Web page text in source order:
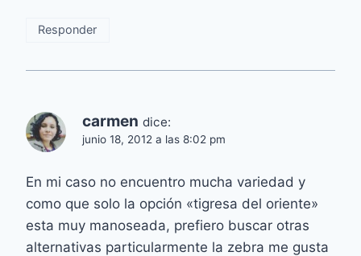
Responder
carmen dice:
junio 18, 2012 a las 8:02 pm
En mi caso no encuentro mucha variedad y
como que solo la opción «tigresa del oriente»
esta muy manoseada, prefiero buscar otras
alternativas particularmente la zebra me gusta